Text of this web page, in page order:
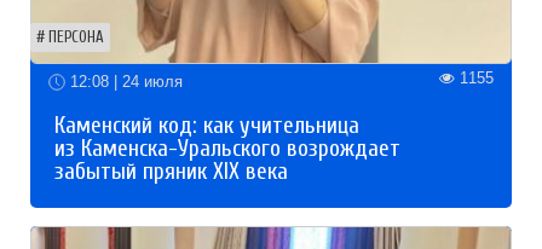
ПЕРСОНА
12:08 | 24 июля 1155
Каменский код: как учительница
из Каменска-Уральского возрождает
забытый пряник XIX века